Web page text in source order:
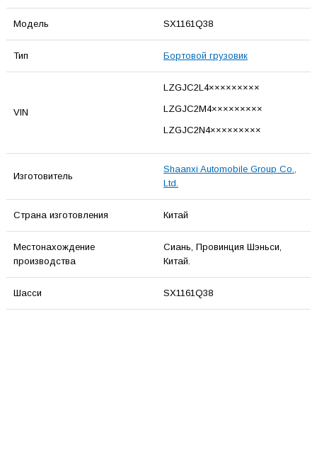
Модель SX1161Q38
Тип Бортовой грузовик
VIN
LZGJC2L4×××××××××
LZGJC2M4×××××××××
LZGJC2N4×××××××××
Изготовитель
Shaanxi Automobile Group Co.,
Ltd.
Страна изготовления Китай
Местонахождение
производства
Сиань, Провинция Шэньси,
Китай.
Шасси SX1161Q38